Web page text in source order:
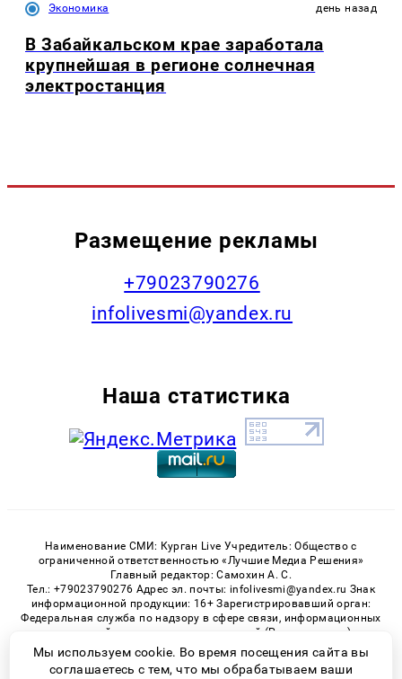
Экономика день назад
В Забайкальском крае заработала
крупнейшая в регионе солнечная
электростанция
Размещение рекламы
+79023790276
infolivesmi@yandex.ru
Наша статистика
Наименование СМИ: Курган Live Учредитель: Общество с
ограниченной ответственностью «Лучшие Медиа Решения»
Главный редактор: Самохин А. С.
Тел.: +79023790276 Адрес эл. почты: infolivesmi@yandex.ru Знак
информационной продукции: 16+ Зарегистрировавший орган:
Федеральная служба по надзору в сфере связи, информационных
технологий и массовых коммуникаций (Роскомнадзор)
Регистрационный номер СМИ ЭЛ № ФС 77 - 82535 от 21.01.2022
Мы используем cookie. Во время посещения сайта вы
соглашаетесь с тем, что мы обрабатываем ваши